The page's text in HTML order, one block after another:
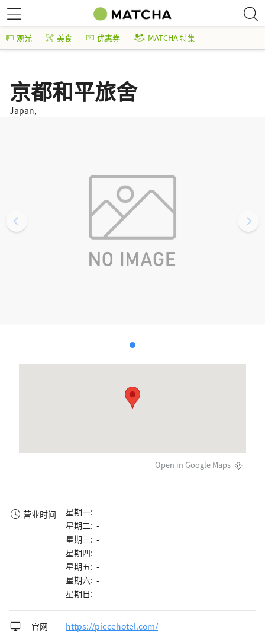
观光 美食 优惠券 MATCHA 特集
京都和平旅舍
Japan,
Open in Google Maps
营业时间
星期一: -
星期二: -
星期三: -
星期四: -
星期五: -
星期六: -
星期日: -
官网 https://piecehotel.com/